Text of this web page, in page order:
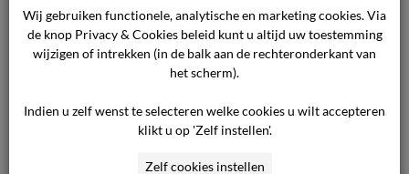
in de contractperiode. Dit staat beschreven in
de algemene voorwaarden, waar de consument
bij het tekenen van het contract op gewezen is
en waar zij voor heeft getekend. De opzegging
van de consument betreft geen bijzondere
situatie en daarmee is er ook geen reden tot
het afwijken van de algemene voorwaarden.
Wij gebruiken functionele, analytische en marketing cookies. Via
de knop Privacy & Cookies beleid kunt u altijd uw toestemming
wijzigen of intrekken (in de balk aan de rechteronderkant van
het scherm).
Indien u zelf wenst te selecteren welke cookies u wilt accepteren
klikt u op 'Zelf instellen'.
Zelf cookies instellen